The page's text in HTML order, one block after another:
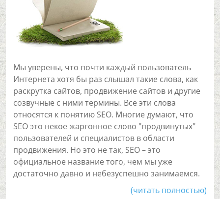
Мы уверены, что почти каждый пользователь
Интернета хотя бы раз слышал такие слова, как
раскрутка сайтов, продвижение сайтов и другие
созвучные с ними термины. Все эти слова
относятся к понятию SEO. Многие думают, что
SEO это некое жаргонное слово "продвинутых"
пользователей и специалистов в области
продвижения. Но это не так, SEO – это
официальное название того, чем мы уже
достаточно давно и небезуспешно занимаемся.
(читать полностью)